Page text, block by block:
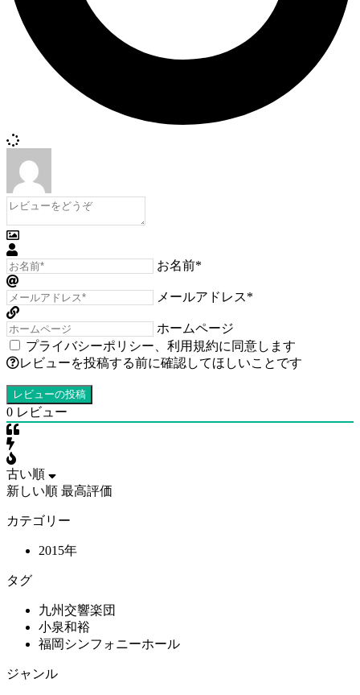
お名前*
メールアドレス*
ホームページ
プライバシーポリシー
利用規約に同意します
レビューを投稿する前に確認してほしいことです
0 レビュー
古い順
新しい順 最高評価
カテゴリー
2015年
タグ
九州交響楽団
小泉和裕
福岡シンフォニーホール
ジャンル